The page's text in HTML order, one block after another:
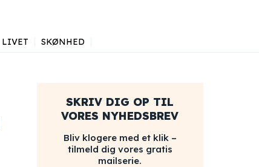
LIVET SKØNHED
SKRIV DIG OP TIL
VORES NYHEDSBREV
Bliv klogere med et klik –
tilmeld dig vores gratis
mailserie.